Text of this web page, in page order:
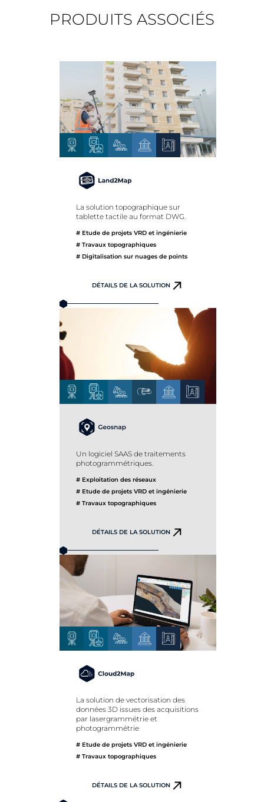
PRODUITS ASSOCIÉS
La solution topographique sur
tablette tactile au format DWG.
# Etude de projets VRD et ingénierie
# Travaux topographiques
# Digitalisation sur nuages de points
DÉTAILS DE LA SOLUTION
Un logiciel SAAS de traitements
photogrammétriques.
# Exploitation des réseaux
# Etude de projets VRD et ingénierie
# Travaux topographiques
DÉTAILS DE LA SOLUTION
La solution de vectorisation des
données 3D issues des acquisitions
par lasergrammétrie et
photogrammétrie
# Etude de projets VRD et ingénierie
# Travaux topographiques
DÉTAILS DE LA SOLUTION